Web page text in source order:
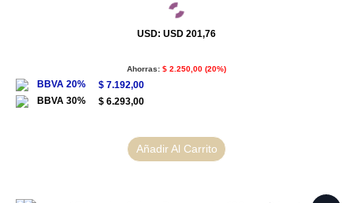
USD: USD 201,76
Ahorras: $ 2.250,00 (20%)
$ 7.192,00
$ 6.293,00
Añadir Al Carrito